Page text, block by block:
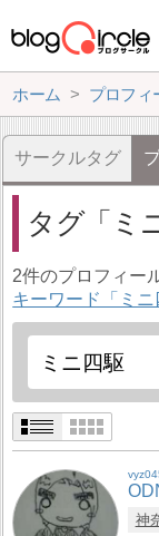
ホーム プロフィ
サークルタグ
タグ ミ
2件のプロフィー
キーワード「ミ
神